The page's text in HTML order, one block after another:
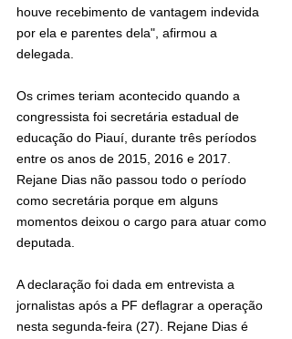
houve recebimento de vantagem indevida
por ela e parentes dela", afirmou a
delegada.
Os crimes teriam acontecido quando a
congressista foi secretária estadual de
educação do Piauí, durante três períodos
entre os anos de 2015, 2016 e 2017.
Rejane Dias não passou todo o período
como secretária porque em alguns
momentos deixou o cargo para atuar como
deputada.
A declaração foi dada em entrevista a
jornalistas após a PF deflagrar a operação
nesta segunda-feira (27). Rejane Dias é